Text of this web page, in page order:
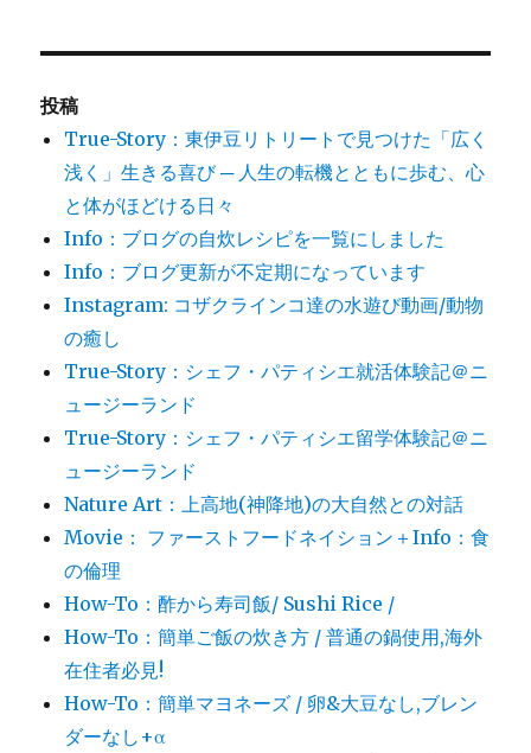
投稿
True-Story：東伊豆リトリートで見つけた「広く
浅く」生きる喜び ─ 人生の転機とともに歩む、心
と体がほどける日々
Info：ブログの自炊レシピを一覧にしました
Info：ブログ更新が不定期になっています
Instagram: コザクラインコ達の水遊び動画/動物
の癒し
True-Story：シェフ・パティシエ就活体験記＠ニ
ュージーランド
True-Story：シェフ・パティシエ留学体験記＠ニ
ュージーランド
Nature Art：上高地(神降地)の大自然との対話
Movie： ファーストフードネイション＋Info：食
の倫理
How-To：酢から寿司飯/ Sushi Rice /
How-To：簡単ご飯の炊き方 / 普通の鍋使用,海外
在住者必見!
How-To：簡単マヨネーズ / 卵&大豆なし,ブレン
ダーなし+α